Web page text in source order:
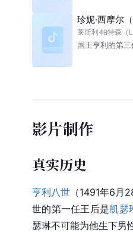
珍妮·西摩尔
莱斯利·帕特森
国王亨利的第
影片制作
真实历史
亨利八世 （1491年6月
世的第一任王后是凯瑟
瑟琳不可能为他生下男